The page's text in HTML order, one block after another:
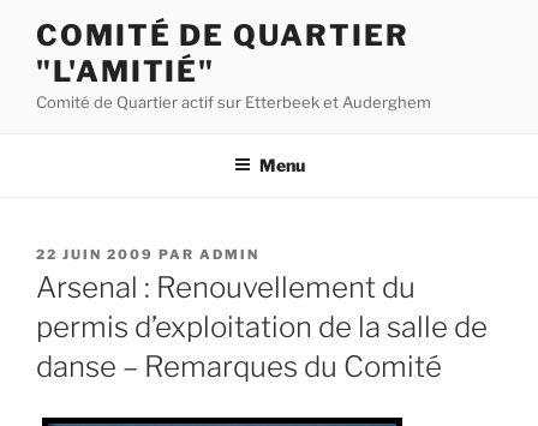
contenu
principal
COMITÉ DE QUARTIER
"L'AMITIÉ"
Comité de Quartier actif sur Etterbeek et Auderghem
Menu
PUBLIÉ
LE
22 JUIN 2009 PAR ADMIN
Arsenal : Renouvellement du
permis d’exploitation de la salle de
danse – Remarques du Comité